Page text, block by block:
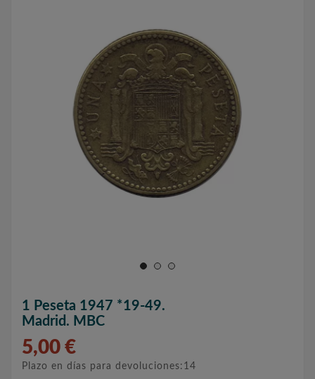
1 Peseta 1947 *19-49.
Madrid. MBC
5,00 €
Plazo en días para devoluciones:14